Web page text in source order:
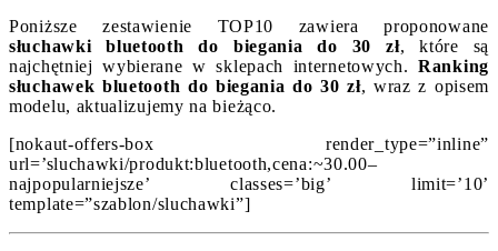
Poniższe zestawienie TOP10 zawiera proponowane
słuchawki bluetooth do biegania do 30 zł, które są
najchętniej wybierane w sklepach internetowych.Ranking
słuchawek bluetooth do biegania do 30 zł, wraz z opisem
modelu, aktualizujemy na bieżąco.
[nokaut-offers-box render_type=”inline”
url=’sluchawki/produkt:bluetooth,cena:~30.00–
najpopularniejsze’ classes=’big’ limit=’10’
template=”szablon/sluchawki”]